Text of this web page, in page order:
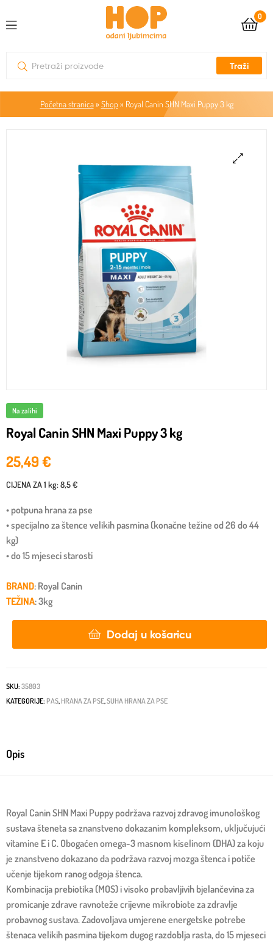
0
Traži
Početna stranica» Shop» Royal Canin SHN Maxi Puppy 3 kg
Na zalihi
Royal Canin SHN Maxi Puppy 3 kg
25,49€
CIJENA ZA1 kg:8,5 €
• potpuna hrana za pse
• specijalno za štence velikih pasmina (konačne težine od 26 do 44
kg)
• do 15 mjeseci starosti
BRAND: Royal Canin
TEŽINA: 3kg
Dodaj u košaricu
SKU: 35803
KATEGORIJE: PAS, HRANA ZA PSE,SUHA HRANA ZA PSE
Opis
Royal Canin SHN Maxi Puppy podržava razvoj zdravog imunološkog
sustava šteneta sa znanstveno dokazanim kompleksom, uključujući
vitamine E i C. Obogaćen omega-3 masnom kiselinom (DHA) za koju
je znanstveno dokazano da podržava razvoj mozga štenca i potiče
učenje tijekom ranog odgoja štenca.
Kombinacija prebiotika (MOS) i visoko probavljivih bjelančevina za
promicanje zdrave ravnoteže crijevne mikrobiote za zdravlje
probavnog sustava. Zadovoljava umjerene energetske potrebe
štenaca velikih pasmina tijekom dugog razdoblja rasta, do 15 mjeseci